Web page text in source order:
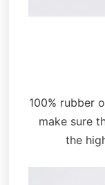
100% rubber
make sure
the